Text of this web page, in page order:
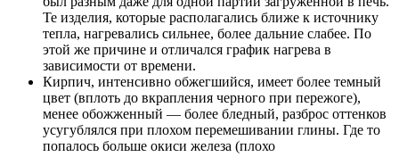
Те изделия, которые располагались ближе к источнику
тепла, нагревались сильнее, более дальние слабее. По
этой же причине и отличался график нагрева в
зависимости от времени.
Кирпич, интенсивно обжегшийся, имеет более темный
цвет (вплоть до вкрапления черного при пережоге),
менее обожженный — более бледный, разброс оттенков
усугублялся при плохом перемешивании глины. Где то
попалось больше окиси железа (плохо